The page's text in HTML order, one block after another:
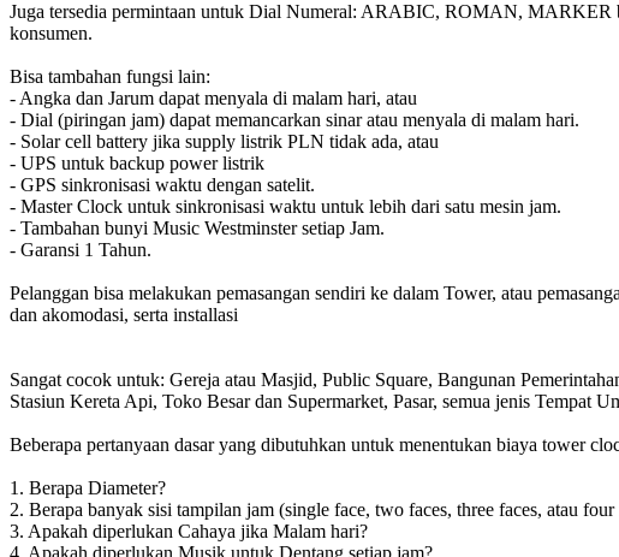
Juga tersedia permintaan untuk Dial Numeral: ARABIC, ROMAN, MARKER
konsumen.
Bisa tambahan fungsi lain:
- Angka dan Jarum dapat menyala di malam hari, atau
- Dial (piringan jam) dapat memancarkan sinar atau menyala di malam hari.
- Solar cell battery jika supply listrik PLN tidak ada, atau
- UPS untuk backup power listrik
- GPS sinkronisasi waktu dengan satelit.
- Master Clock untuk sinkronisasi waktu untuk lebih dari satu mesin jam.
- Tambahan bunyi Music Westminster setiap Jam.
- Garansi 1 Tahun.
Pelanggan bisa melakukan pemasangan sendiri ke dalam Tower, atau
dan akomodasi, serta installasi
Sangat cocok untuk: Gereja atau Masjid, Public Square, Bangunan
Stasiun Kereta Api, Toko Besar dan Supermarket, Pasar, semua jenis Tempat
Beberapa pertanyaan dasar yang dibutuhkan untuk menentukan biaya tower
1. Berapa Diameter?
2. Berapa banyak sisi tampilan jam (single face, two faces, three faces, atau four
3. Apakah diperlukan Cahaya jika Malam hari?